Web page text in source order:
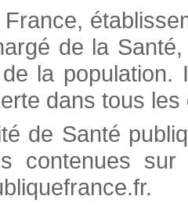
de la
de la
dans tous
de Santé
contenues